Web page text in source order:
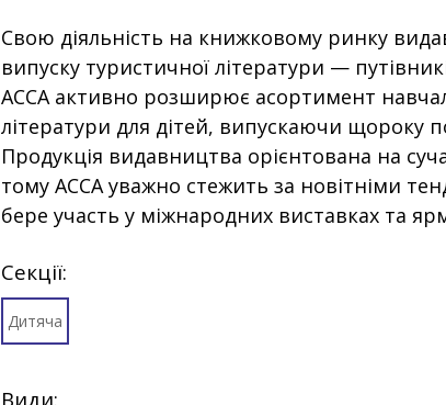
Свою діяльність на книжковому ринку
випуску туристичної літератури —
АССА активно розширює асортимент
літератури для дітей, випускаючи щороку
Продукція видавництва орієнтована на
тому АССА уважно стежить за новітніми
бере участь у міжнародних виставках та
Секції:
Дитяча
Види: